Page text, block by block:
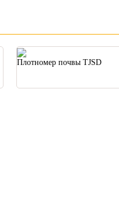
Плотномер почвы TJSD